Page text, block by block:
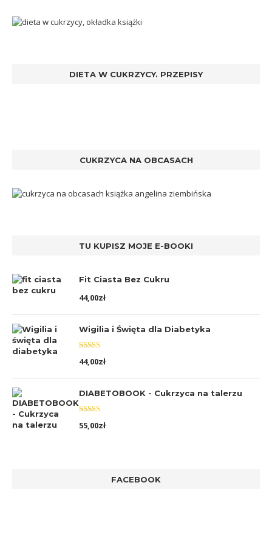
DIETA W CUKRZYCY. PRZEPISY
CUKRZYCA NA OBCASACH
TU KUPISZ MOJE E-BOOKI
Fit Ciasta Bez Cukru
44,00zł
Wigilia i Święta dla Diabetyka
Oceniono
5.00na 5
44,00zł
DIABETOBOOK - Cukrzyca na talerzu
Oceniono
5.00na 5
55,00zł
FACEBOOK